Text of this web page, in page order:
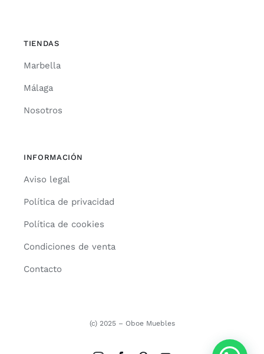
TIENDAS
Marbella
Málaga
Nosotros
INFORMACIÓN
Aviso legal
Política de privacidad
Política de cookies
Condiciones de venta
Contacto
(c) 2025 – Oboe Muebles